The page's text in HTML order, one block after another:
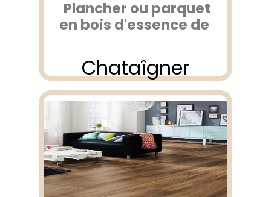
Plancher ou parquet
en bois d'essence de
Chataîgner